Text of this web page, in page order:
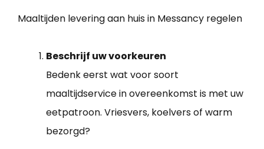
Maaltijden levering aan huis in Messancy regelen
Beschrijf uw voorkeuren
Bedenk eerst wat voor soort
maaltijdservice in overeenkomst is met uw
eetpatroon. Vriesvers, koelvers of warm
bezorgd?